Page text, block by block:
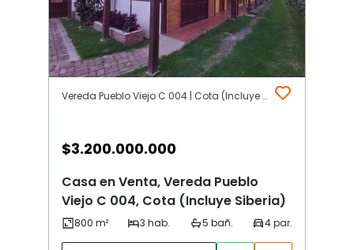
Vereda Pueblo Viejo C 004 | Cota (Incluye Siberia)
$3.200.000.000
Casa en Venta, Vereda Pueblo
Viejo C 004, Cota (Incluye Siberia)